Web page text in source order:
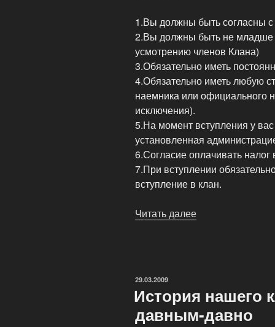
1.Вы должны быть согласны
2.Вы должны быть не
усмотрению членов Клана)
3.Обязательно иметь
4.Обязательно иметь любую
наемника или официального
исключения).
5.На момент вступления у
установленная
6.Согласие оплачивать
7.При вступлении
вступление в клан.
Читать далее
ОПУБЛИКОВАНО
29.03.2009
История нашего
давным-давно